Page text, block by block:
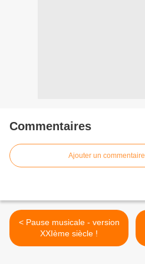
Commentaires
Ajouter un commentaire
< Pause musicale - version
XXIème siècle !